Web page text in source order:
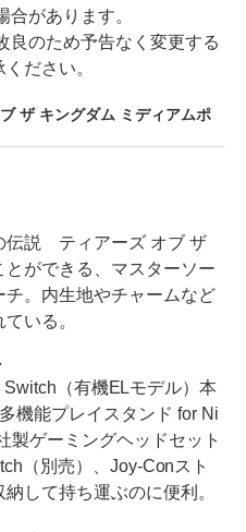
があります。
のため予告なく変更する
ださい。
ザ キングダム ミディアムポ
伝説 ティアーズ オブ ザ
ができる、マスターソー
チ。内生地やチャームなど
いる。
（有機ELモデル）本
機能プレイスタンド for Ni
製ゲーミングヘッドセット
（別売）、Joy-Conスト
して持ち運ぶのに便利。